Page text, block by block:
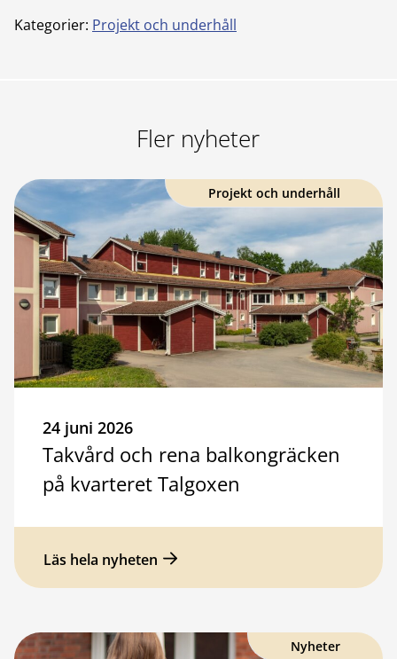
Kategorier: Projekt och underhåll
Fler nyheter
Projekt och underhåll
24 juni 2026
Takvård och rena balkongräcken
på kvarteret Talgoxen
Läs hela nyheten
Nyheter